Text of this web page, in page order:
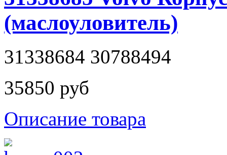
(маслоуловитель)
31338684 30788494
35850 руб
Описание товара